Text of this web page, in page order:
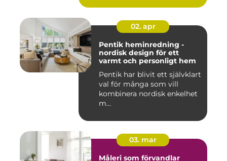
02. apr
Pentik heminredning -
nordisk design för ett
varmt och personligt hem
Pentik har blivit ett självklart
val för många som vill
kombinera nordisk enkelhet
m...
03. mar
Måleri som förvandlar